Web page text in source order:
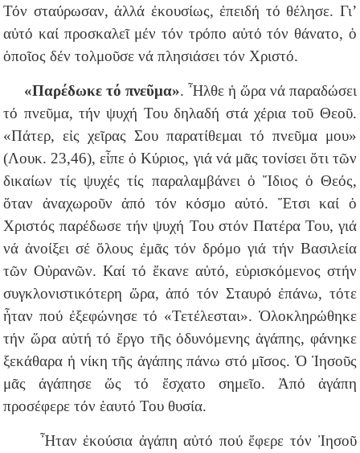
Τόν σταύρωσαν, ἀλλά ἐκουσίως, ἐπειδή τό θέλησε. Γι’
αὐτό καί προσκαλεῖ μέν τόν τρόπο αὐτό τόν θάνατο, ὁ
ὁποῖος δέν τολμοῦσε νά πλησιάσει τόν Χριστό.
«Παρέδωκε τό πνεῦμα». Ἦλθε ἡ ὥρα νά παραδώσει
τό πνεῦμα, τήν ψυχή Του δηλαδή στά χέρια τοῦ Θεοῦ.
«Πάτερ, εἰς χεῖρας Σου παρατίθεμαι τό πνεῦμα μου»
(Λουκ. 23,46), εἶπε ὁ Κύριος, γιά νά μᾶς τονίσει ὅτι τῶν
δικαίων τίς ψυχές τίς παραλαμβάνει ὁ Ἴδιος ὁ Θεός,
ὅταν ἀναχωροῦν ἀπό τόν κόσμο αὐτό. Ἔτσι καί ὁ
Χριστός παρέδωσε τήν ψυχή Του στόν Πατέρα Του, γιά
νά ἀνοίξει σέ ὅλους ἐμᾶς τόν δρόμο γιά τήν Βασιλεία
τῶν Οὐρανῶν. Καί τό ἔκανε αὐτό, εὑρισκόμενος στήν
συγκλονιστικότερη ὥρα, ἀπό τόν Σταυρό ἐπάνω, τότε
ἦταν πού ἐξεφώνησε τό «Τετέλεσται». Ὁλοκληρώθηκε
τήν ὥρα αὐτή τό ἔργο τῆς ὀδυνόμενης ἀγάπης, φάνηκε
ξεκάθαρα ἡ νίκη τῆς ἀγάπης πάνω στό μῖσος. Ὁ Ἰησοῦς
μᾶς ἀγάπησε ὥς τό ἔσχατο σημεῖο. Ἀπό ἀγάπη
προσέφερε τόν ἑαυτό Του θυσία.
Ἦταν ἐκούσια ἀγάπη αὐτό πού ἔφερε τόν Ἰησοῦ